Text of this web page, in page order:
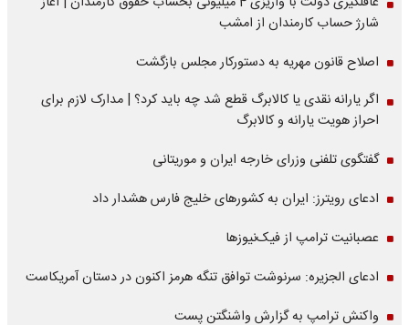
شارژ حساب کارمندان از امشب
اصلاح قانون مهریه به دستورکار مجلس بازگشت
اگر یارانه نقدی یا کالابرگ قطع شد چه باید کرد؟ | مدارک لازم برای
احراز هویت یارانه و کالابرگ
گفتگوی تلفنی وزرای خارجه ایران و موریتانی
ادعای رویترز: ایران به کشورهای خلیج فارس هشدار داد
عصبانیت ترامپ از فیک‌نیوزها
ادعای الجزیره: سرنوشت توافق تنگه هرمز اکنون در دستان آمریکاست
واکنش ترامپ به گزارش واشنگتن پست